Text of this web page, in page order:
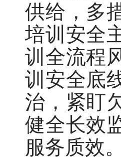
供给，多
培训安全
训全流程
训安全底
治，紧盯
健全长效
服务质效。